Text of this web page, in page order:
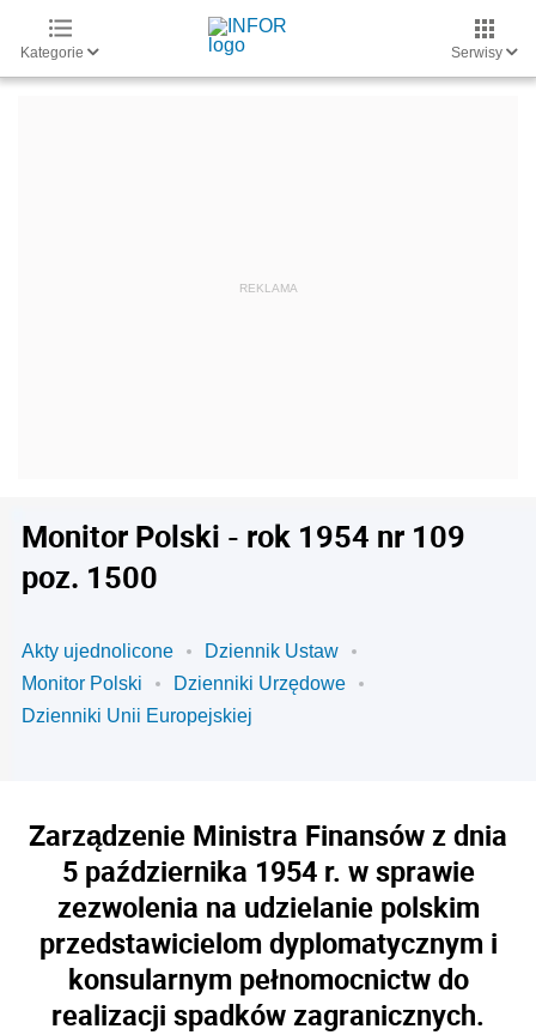
Kategorie Serwisy
Monitor Polski - rok 1954 nr 109
poz. 1500
Akty ujednolicone
Dziennik Ustaw
Monitor Polski
Dzienniki Urzędowe
Dzienniki Unii Europejskiej
Zarządzenie Ministra Finansów z dnia
5 października 1954 r. w sprawie
zezwolenia na udzielanie polskim
przedstawicielom dyplomatycznym i
konsularnym pełnomocnictw do
realizacji spadków zagranicznych.